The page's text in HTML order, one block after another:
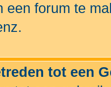
een forum te
tot een